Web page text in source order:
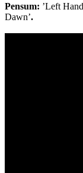
Pensum: ’Left
Dawn’.